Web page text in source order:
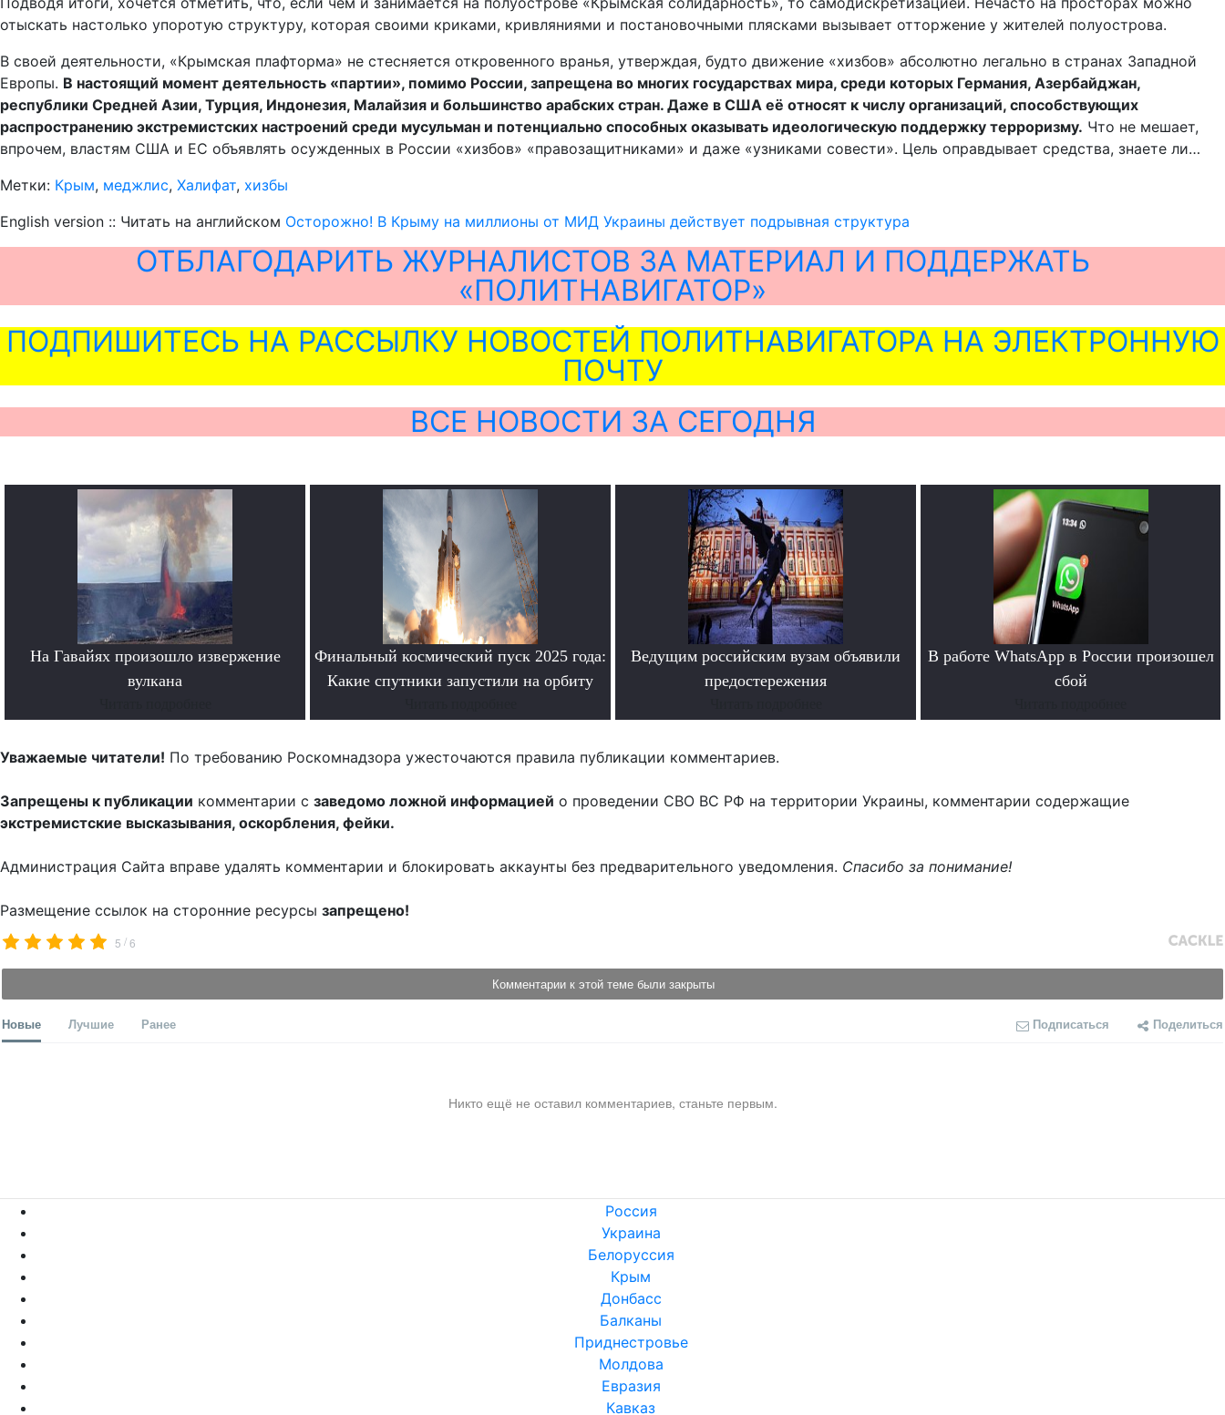
отыскать настолько упоротую структуру, которая своими криками, кривляниями и постановочными плясками вызывает отторжение у жителей полуострова.
В своей деятельности, «Крымская плафторма» не стесняется откровенного вранья, утверждая, будто движение «хизбов» абсолютно легально в странах Западной
Европы. В настоящий момент деятельность «партии», помимо России, запрещена во многих государствах мира, среди которых Германия, Азербайджан,
республики Средней Азии, Турция, Индонезия, Малайзия и большинство арабских стран. Даже в США её относят к числу организаций, способствующих
распространению экстремистских настроений среди мусульман и потенциально способных оказывать идеологическую поддержку терроризму. Что не мешает,
впрочем, властям США и ЕС объявлять осужденных в России «хизбов» «правозащитниками» и даже «узниками совести». Цель оправдывает средства, знаете ли…
Метки: Крым, меджлис, Халифат, хизбы
English version :: Читать на английском Осторожно! В Крыму на миллионы от МИД Украины действует подрывная структура
ОТБЛАГОДАРИТЬ ЖУРНАЛИСТОВ ЗА МАТЕРИАЛ И ПОДДЕРЖАТЬ
«ПОЛИТНАВИГАТОР»
ПОДПИШИТЕСЬ НА РАССЫЛКУ НОВОСТЕЙ ПОЛИТНАВИГАТОРА НА ЭЛЕКТРОННУЮ
ПОЧТУ
ВСЕ НОВОСТИ ЗА СЕГОДНЯ
На Гавайях произошло извержение
вулкана
Финальный космический пуск 2025 года:
Какие спутники запустили на орбиту
Ведущим российским вузам объявили
предостережения
В работе WhatsApp в России произошел
сбой
Уважаемые читатели! По требованию Роскомнадзора ужесточаются правила публикации комментариев.
Запрещены к публикации комментарии с заведомо ложной информацией о проведении СВО ВС РФ на территории Украины, комментарии содержащие
экстремистские высказывания, оскорбления, фейки.
Администрация Сайта вправе удалять комментарии и блокировать аккаунты без предварительного уведомления. Спасибо за понимание!
Размещение ссылок на сторонние ресурсы запрещено!
5 /6
Комментарии к этой теме были закрыты
Новые Лучшие Ранее Подписаться Поделиться
Никто ещё не оставил комментариев, станьте первым.
Россия
Украина
Белоруссия
Крым
Донбасс
Балканы
Приднестровье
Молдова
Евразия
Кавказ